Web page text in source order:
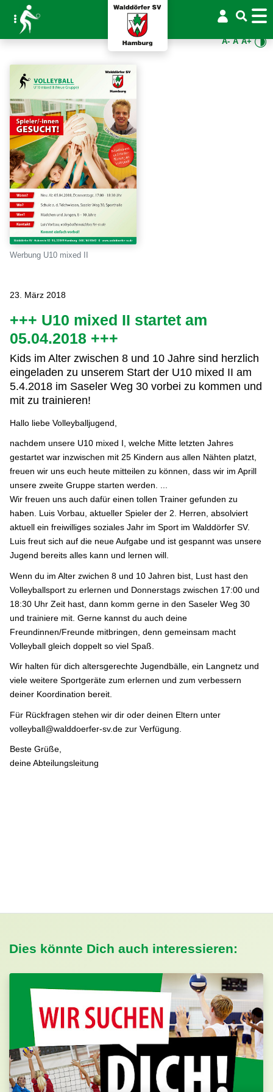
A- A A+
Werbung U10 mixed II
23. März 2018
+++ U10 mixed II startet am
05.04.2018 +++
Kids im Alter zwischen 8 und 10 Jahre sind herzlich
eingeladen zu unserem Start der U10 mixed II am
5.4.2018 im Saseler Weg 30 vorbei zu kommen und
mit zu trainieren!
Hallo liebe Volleyballjugend,
nachdem unsere U10 mixed I, welche Mitte letzten Jahres
gestartet war inzwischen mit 25 Kindern aus allen Nähten platzt,
freuen wir uns euch heute mitteilen zu können, dass wir im Aprill
unsere zweite Gruppe starten werden. ...
Wir freuen uns auch dafür einen tollen Trainer gefunden zu
haben. Luis Vorbau, aktueller Spieler der 2. Herren, absolviert
aktuell ein freiwilliges soziales Jahr im Sport im Walddörfer SV.
Luis freut sich auf die neue Aufgabe und ist gespannt was unsere
Jugend bereits alles kann und lernen will.
Wenn du im Alter zwichen 8 und 10 Jahren bist, Lust hast den
Volleyballsport zu erlernen und Donnerstags zwischen 17:00 und
18:30 Uhr Zeit hast, dann komm gerne in den Saseler Weg 30
und trainiere mit. Gerne kannst du auch deine
Freundinnen/Freunde mitbringen, denn gemeinsam macht
Volleyball gleich doppelt so viel Spaß.
Wir halten für dich altersgerechte Jugendbälle, ein Langnetz und
viele weitere Sportgeräte zum erlernen und zum verbessern
deiner Koordination bereit.
Für Rückfragen stehen wir dir oder deinen Eltern unter
volleyball@walddoerfer-sv.de zur Verfügung.
Beste Grüße,
deine Abteilungsleitung
Dies könnte Dich auch interessieren: